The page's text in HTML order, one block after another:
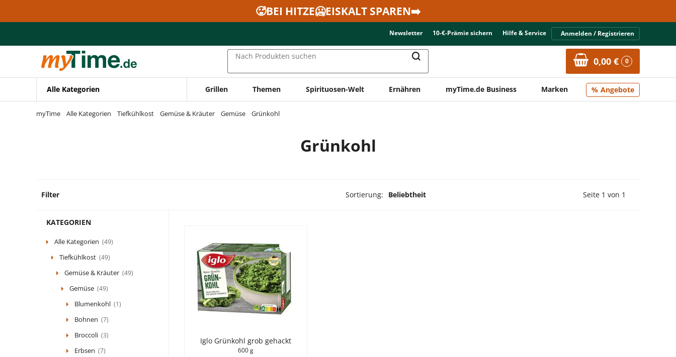
Zur Navigation springen
🥵BEI HITZE🥶EISKALT SPAREN➡️
Newsletter 10-€-Prämie sichern Hilfe & Service Anmelden / Registrieren
Nach Produkten suchen 0,00 € 0
Alle Kategorien Grillen Themen Spirituosen-Welt Ernähren myTime.de Business Marken Angebote
myTime Alle Kategorien Tiefkühlkost Gemüse & Kräuter Gemüse Grünkohl
Grünkohl
Filter Sortierung: Beliebtheit Vorherige Seite
Seite 1 von 1
KATEGORIEN
Alle Kategorien (49)
Tiefkühlkost (49)
Gemüse & Kräuter (49)
Gemüse (49)
Blumenkohl (1)
Bohnen (7)
Broccoli (3)
Erbsen (7)
Iglo Grünkohl grob gehackt
600 g